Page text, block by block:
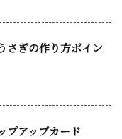
さぎの作り方ポイン
プアップカード